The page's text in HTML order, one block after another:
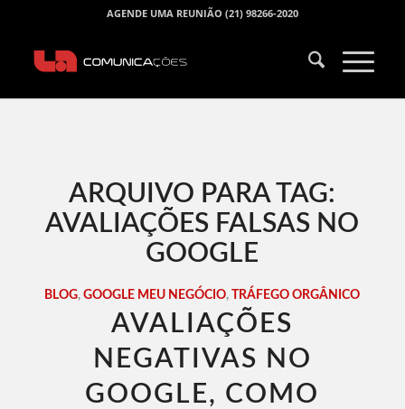
AGENDE UMA REUNIÃO (21) 98266-2020
ARQUIVO PARA TAG:
AVALIAÇÕES FALSAS NO
GOOGLE
BLOG,GOOGLE MEU NEGÓCIO,TRÁFEGO ORGÂNICO
AVALIAÇÕES
NEGATIVAS NO
GOOGLE, COMO